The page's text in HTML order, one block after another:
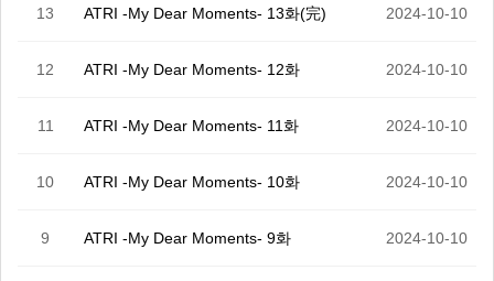
13 ATRI -My Dear Moments- 13화(完) 2024-10-10
12 ATRI -My Dear Moments- 12화 2024-10-10
11 ATRI -My Dear Moments- 11화 2024-10-10
10 ATRI -My Dear Moments- 10화 2024-10-10
9 ATRI -My Dear Moments- 9화 2024-10-10